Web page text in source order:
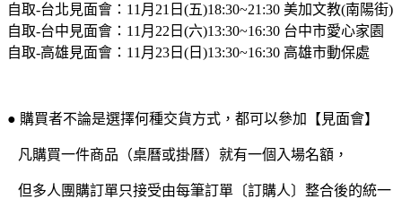
自取-台北見面會：11月21日(五)18:30~21:30 美加文教(南陽街)
自取-台中見面會：11月22日(六)13:30~16:30 台中市愛心家園
自取-高雄見面會：11月23日(日)13:30~16:30 高雄市動保處
● 購買者不論是選擇何種交貨方式，都可以參加【見面會】
凡購買一件商品（桌曆或掛曆）就有一個入場名額，
但多人團購訂單只接受由每筆訂單〔訂購人〕整合後的統一